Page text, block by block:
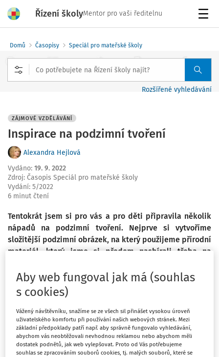
Řízení školyMentor pro vaši ředitelnu
Domů Časopisy Speciál pro mateřské školy
Rozšířené vyhledávání
ZÁJMOVÉ VZDĚLÁVÁNÍ
Inspirace na podzimní tvoření
Alexandra Hejlová
Vydáno: 19. 9. 2022
Zdroj: Časopis Speciál pro mateřské školy
Vydání: 5/2022
6 minut čtení
Tentokrát jsem si pro vás a pro děti připravila několik
nápadů na podzimní tvoření. Nejprve si vytvoříme
složitější podzimní obrázek, na který použijeme přírodní
materiál, který jsme si předem nasbírali třeba na
najdeme. Ať už jsou to nádherné opadané barevné listy
ze stromů, kaštany, žaludy, nebo také mnoho různých
větviček, šišek… Pak budeme pokračovat mnohem
jednoduší výrobou podzimního stromu. Budeme
společně stříhat, lepit a mačkat v netradiční výtvarné
technice, kterou je „muchláž“. Tak se do toho honem
pusťme!
Aby web fungoval jak má (souhlas
s cookies)
Vážený návštěvníku, snažíme se ze všech sil přinášet vysokou úroveň
uživatelského komfortu při používání našich webových stránek. Mezi
základní předpoklady patří např. aby správně fungovalo vyhledávání,
abychom vás neobtěžovali nevhodnou reklamou nebo abychom měli
dostatek podnětů, jak web vylepšovat. Proto od Vás potřebujeme
souhlas se zpracováním souborů cookies, tj. malých souborů, které se